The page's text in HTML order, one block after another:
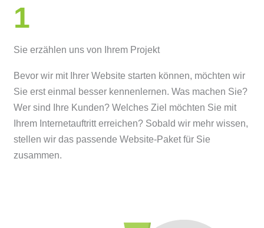
1
Sie erzählen uns von Ihrem Projekt
Bevor wir mit Ihrer Website starten können, möchten wir
Sie erst einmal besser kennenlernen. Was machen Sie?
Wer sind Ihre Kunden? Welches Ziel möchten Sie mit
Ihrem Internetauftritt erreichen? Sobald wir mehr wissen,
stellen wir das passende Website-Paket für Sie
zusammen.